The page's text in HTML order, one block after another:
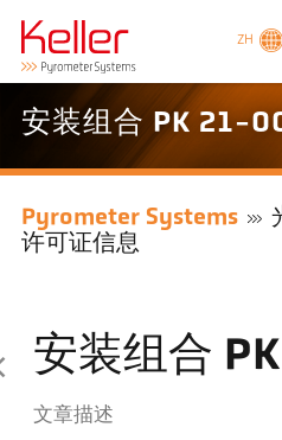
ZH
安装组合 PK 21-
Pyrometer Systems
许可证信息
安装组合
文章描述